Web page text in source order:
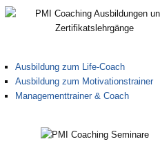
Ausbildung zum Life-Coach
Ausbildung zum Motivationstrainer
Managementtrainer & Coach